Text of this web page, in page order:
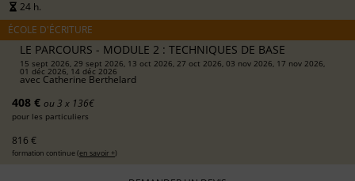
24 h.
ÉCOLE D'ÉCRITURE
LE PARCOURS - MODULE 2 : TECHNIQUES DE BASE
15 sept 2026, 29 sept 2026, 13 oct 2026, 27 oct 2026, 03 nov 2026, 17 nov 2026,
01 déc 2026, 14 déc 2026
avec Catherine Berthelard
408 € ou 3 x 136€
pour les particuliers
816 €
formation continue (en savoir +)